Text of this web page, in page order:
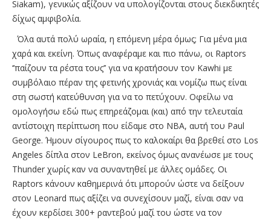
Siakam), γενικώς αξίζουν να υπολογίζονται στους διεκδικητές
δίχως αμφιβολία.
Όλα αυτά πολύ ωραία, η επόμενη μέρα όμως; Για μένα μια
χαρά και εκείνη. Όπως αναφέραμε και πιο πάνω, οι Raptors
‘’παίζουν τα ρέστα τους’’ για να κρατήσουν τον Kawhi με
συμβόλαιο πέραν της φετινής χρονιάς και νομίζω πως είναι
στη σωστή κατεύθυνση για να το πετύχουν. Οφείλω να
ομολογήσω εδώ πως επηρεάζομαι (και) από την τελευταία
αντίστοιχη περίπτωση που είδαμε στο ΝΒΑ, αυτή του Paul
George. Ήμουν σίγουρος πως το καλοκαίρι θα βρεθεί στο Los
Angeles δίπλα στον LeBron, εκείνος όμως ανανέωσε με τους
Thunder χωρίς καν να συναντηθεί με άλλες ομάδες. Oι
Raptors κάνουν καθημερινά ότι μπορούν ώστε να δείξουν
στον Leonard πως αξίζει να συνεχίσουν μαζί, είναι σαν να
έχουν κερδίσει 300+ ραντεβού μαζί του ώστε να τον